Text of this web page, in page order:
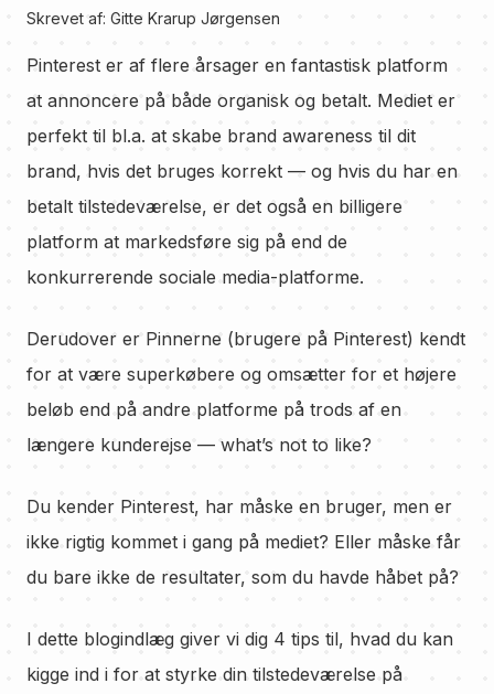
Skrevet af: Gitte Krarup Jørgensen
Pinterest er af flere årsager en fantastisk platform
at annoncere på både organisk og betalt. Mediet er
perfekt til bl.a. at skabe brand awareness til dit
brand, hvis det bruges korrekt — og hvis du har en
betalt tilstedeværelse, er det også en billigere
platform at markedsføre sig på end de
konkurrerende sociale media-platforme.
Derudover er Pinnerne (brugere på Pinterest) kendt
for at være superkøbere og omsætter for et højere
beløb end på andre platforme på trods af en
længere kunderejse — what’s not to like?
Du kender Pinterest, har måske en bruger, men er
ikke rigtig kommet i gang på mediet? Eller måske får
du bare ikke de resultater, som du havde håbet på?
I dette blogindlæg giver vi dig 4 tips til, hvad du kan
kigge ind i for at styrke din tilstedeværelse på